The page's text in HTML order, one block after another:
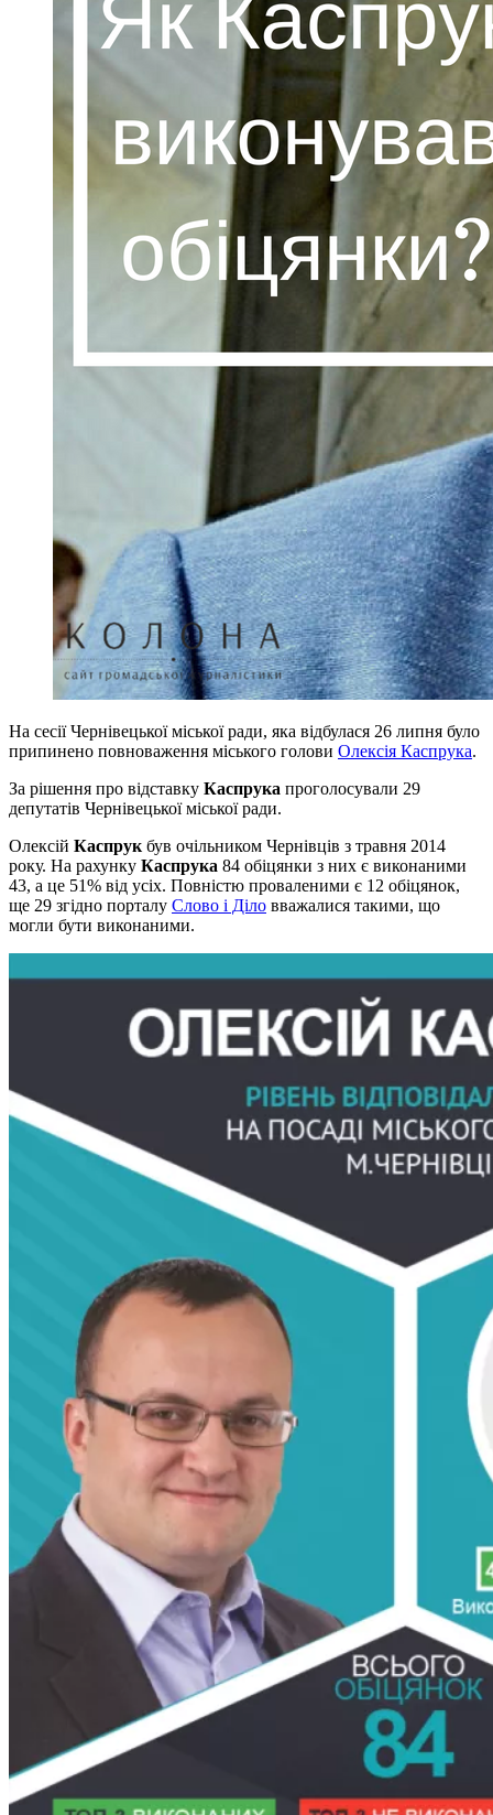
На сесії Чернівецької міської ради, яка відбулася 26 липня було
припинено повноваження міського голови Олексія Каспрука.
За рішення про відставку Каспрука проголосували 29
депутатів Чернівецької міської ради.
Олексій Каспрук був очільником Чернівців з травня 2014
року. На рахунку Каспрука 84 обіцянки з них є виконаними
43, а це 51% від усіх. Повністю проваленими є 12 обіцянок,
ще 29 згідно порталу Слово і Діло вважалися такими, що
могли бути виконаними.